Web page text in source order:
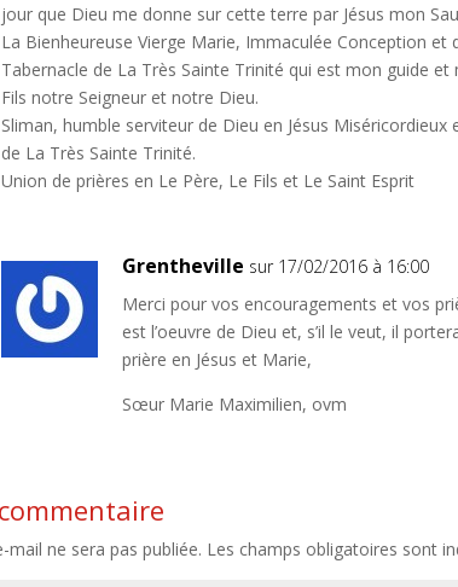
jour que Dieu me donne sur cette terre par Jésus mon
La Bienheureuse Vierge Marie, Immaculée Conception et
Tabernacle de La Très Sainte Trinité qui est mon guide
Fils notre Seigneur et notre Dieu.
Sliman, humble serviteur de Dieu en Jésus Miséricordieux
de La Très Sainte Trinité.
Union de prières en Le Père, Le Fils et Le Saint Esprit
Grentheville sur 17/02/2016 à 16:00
Merci pour vos encouragements et vos
est l’oeuvre de Dieu et, s’il le veut, il
prière en Jésus et Marie,
Sœur Marie Maximilien, ovm
mail ne sera pas publiée. Les champs obligatoires sont